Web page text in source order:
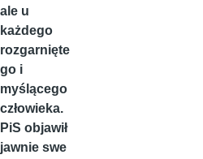
ale u
każdego
rozgarnięte
go i
myślącego
człowieka.
PiS objawił
jawnie swe